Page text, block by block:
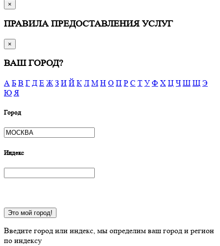
×
ПРАВИЛА ПРЕДОСТАВЛЕНИЯ УСЛУГ
×
ВАШ ГОРОД?
А Б В Г Д Е Ж З И Й К Л М Н О П Р С Т У Ф Х Ц Ч Ш Щ Э
Ю Я
Город
Индекс
Это мой город!
Введите город или индекс, мы определим ваш город и регион
по индексу